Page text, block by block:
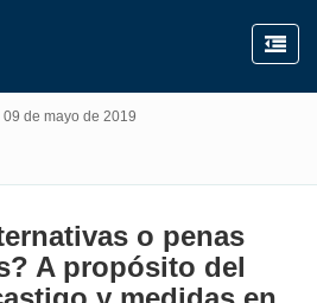
09 de mayo de 2019
o penas
A propósito del